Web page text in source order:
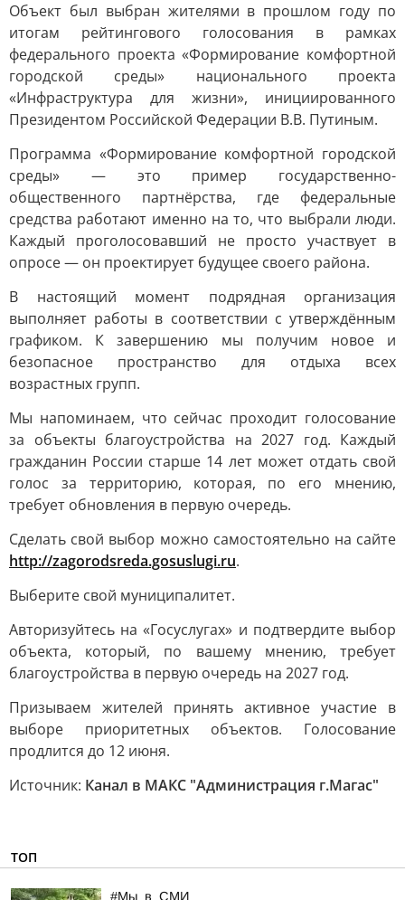
Объект был выбран жителями в прошлом году по
итогам рейтингового голосования в рамках
федерального проекта «Формирование комфортной
городской среды» национального проекта
«Инфраструктура для жизни», инициированного
Президентом Российской Федерации В.В. Путиным.
Программа «Формирование комфортной городской
среды» — это пример государственно-
общественного партнёрства, где федеральные
средства работают именно на то, что выбрали люди.
Каждый проголосовавший не просто участвует в
опросе — он проектирует будущее своего района.
В настоящий момент подрядная организация
выполняет работы в соответствии с утверждённым
графиком. К завершению мы получим новое и
безопасное пространство для отдыха всех
возрастных групп.
Мы напоминаем, что сейчас проходит голосование
за объекты благоустройства на 2027 год. Каждый
гражданин России старше 14 лет может отдать свой
голос за территорию, которая, по его мнению,
требует обновления в первую очередь.
Сделать свой выбор можно самостоятельно на сайте
http://zagorodsreda.gosuslugi.ru.
Выберите свой муниципалитет.
Авторизуйтесь на «Госуслугах» и подтвердите выбор
объекта, который, по вашему мнению, требует
благоустройства в первую очередь на 2027 год.
Призываем жителей принять активное участие в
выборе приоритетных объектов. Голосование
продлится до 12 июня.
Источник: Канал в МАКС "Администрация г.Магас"
ТОП
#Мы_в_СМИ